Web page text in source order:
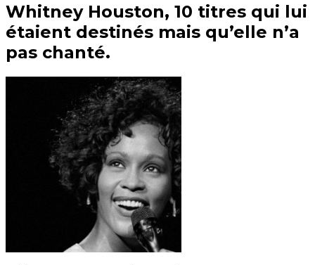
Whitney Houston, 10 titres qui lui
étaient destinés mais qu’elle n’a
pas chanté.